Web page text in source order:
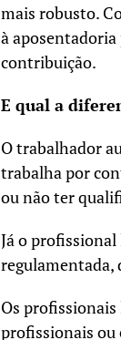
mais robusto.
à
contribuição.
E qual a
O trabalhador
trabalha por
ou não ter
Já o
regulamentada,
Os
profissionais ou